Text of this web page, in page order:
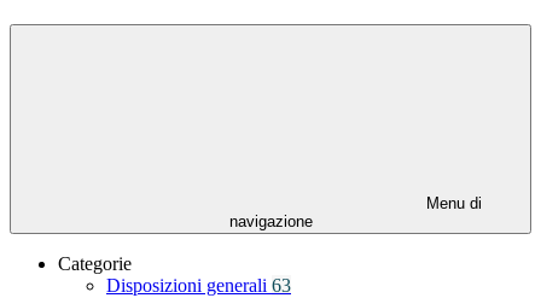
Menu di
navigazione
Categorie
Disposizioni generali 63